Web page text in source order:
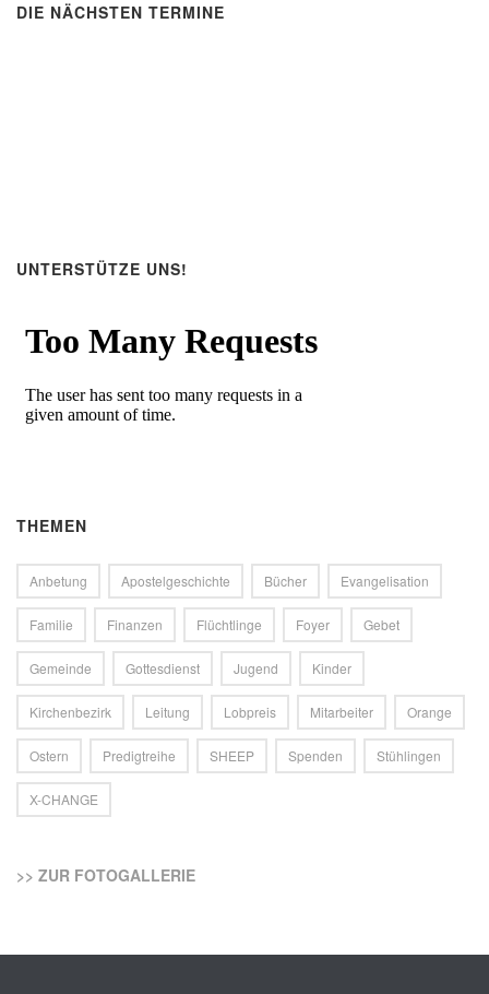
DIE NÄCHSTEN TERMINE
UNTERSTÜTZE UNS!
THEMEN
Anbetung Apostelgeschichte Bücher Evangelisation
Familie Finanzen Flüchtlinge Foyer Gebet
Gemeinde Gottesdienst Jugend Kinder
Kirchenbezirk Leitung Lobpreis Mitarbeiter Orange
Ostern Predigtreihe SHEEP Spenden Stühlingen
X-CHANGE
>> ZUR FOTOGALLERIE